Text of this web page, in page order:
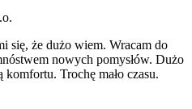
się, że dużo wiem. Wracam do
nowych pomysłów. Dużo
Trochę mało czasu.